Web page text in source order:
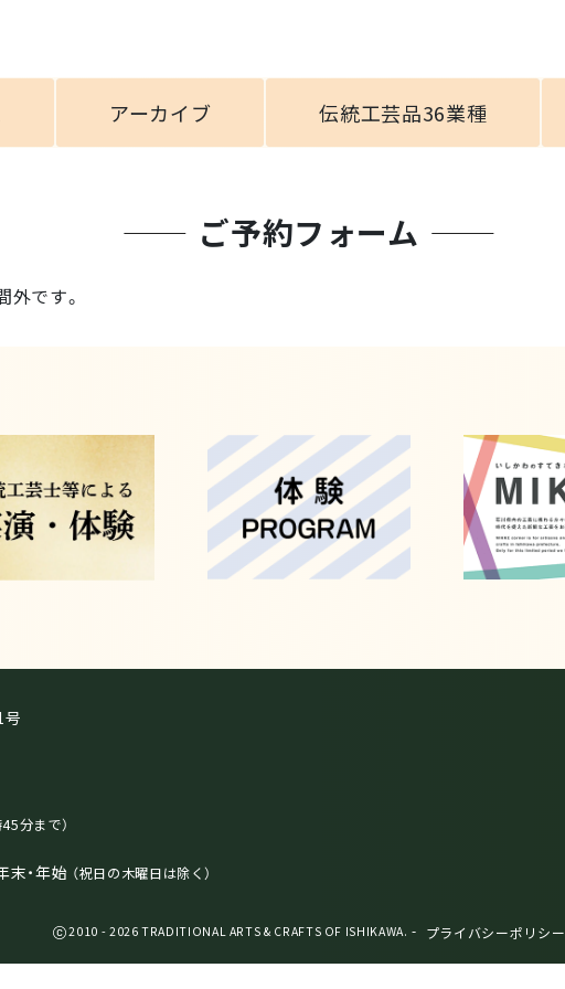
アーカイブ 伝統工芸品36業種
ご予約フォーム
外です。
分まで）
末・年始 （祝日の木曜日は除く）
2010 - 2026 TRADITIONAL ARTS & CRAFTS OF ISHIKAWA. - プライバシーポリシー